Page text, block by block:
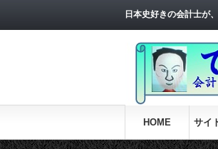
日本史好きの会計士が
HOME サイ